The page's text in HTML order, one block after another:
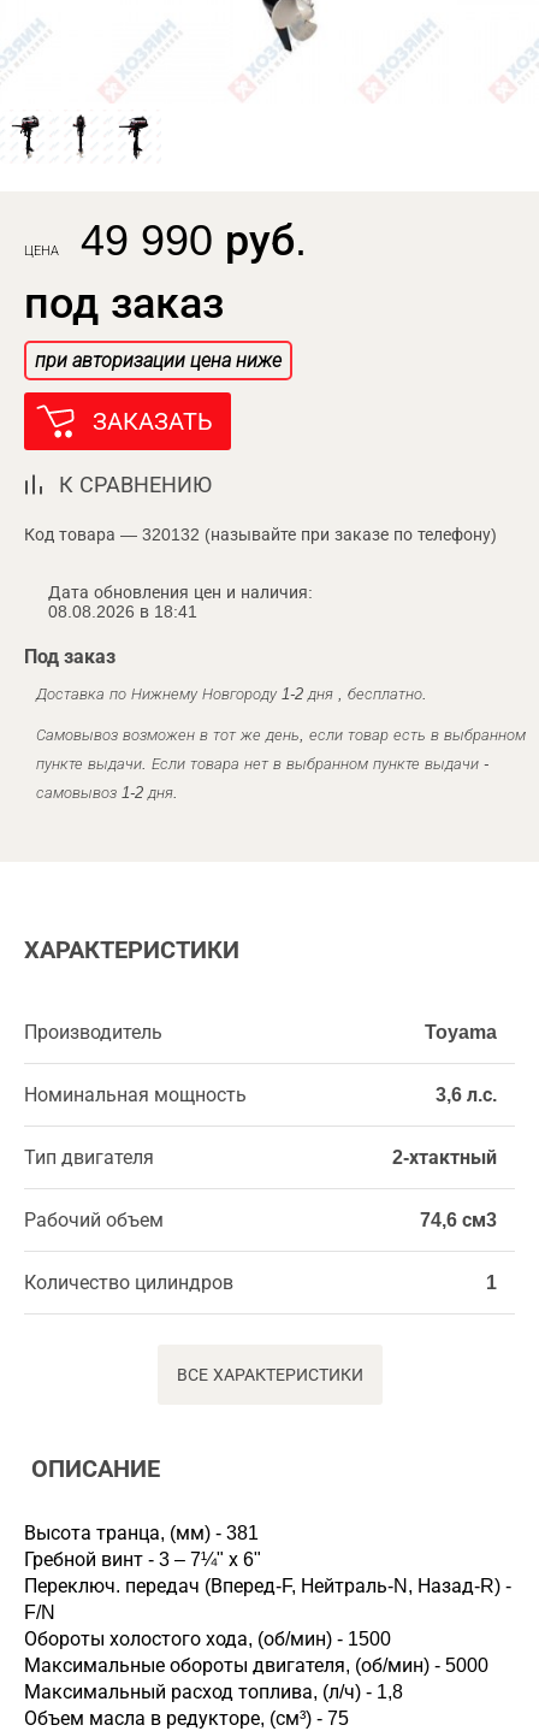
ЦЕНА
49 990 руб.
под заказ
при авторизации цена ниже
ЗАКАЗАТЬ
К СРАВНЕНИЮ
Код товара — 320132 (называйте при заказе по телефону)
Дата обновления цен и наличия:
08.08.2026 в 18:41
Под заказ
Доставка по Нижнему Новгороду 1-2 дня , бесплатно.
Самовывоз возможен в тот же день, если товар есть в выбранном
пункте выдачи. Если товара нет в выбранном пункте выдачи -
самовывоз 1-2 дня.
ХАРАКТЕРИСТИКИ
Производитель Toyama
Номинальная мощность 3,6 л.с.
Тип двигателя 2-хтактный
Рабочий объем 74,6 см3
Количество цилиндров 1
ВСЕ ХАРАКТЕРИСТИКИ
ОПИСАНИЕ
Высота транца, (мм) - 381
Гребной винт - 3 – 7¼" х 6"
Переключ. передач (Вперед-F, Нейтраль-N, Назад-R) -
F/N
Обороты холостого хода, (об/мин) - 1500
Максимальные обороты двигателя, (об/мин) - 5000
Максимальный расход топлива, (л/ч) - 1,8
Объем масла в редукторе, (см³) - 75